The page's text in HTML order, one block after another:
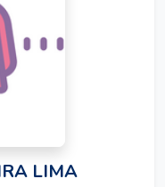
LIMA